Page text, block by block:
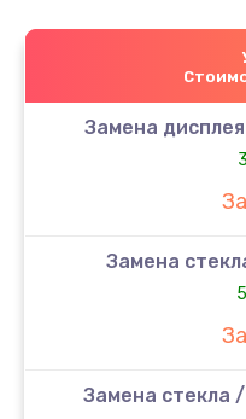
Замена
Замена
Замена стекла